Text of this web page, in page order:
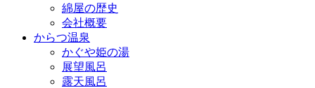
綿屋の歴史
会社概要
からつ温泉
かぐや姫の湯
展望風呂
露天風呂